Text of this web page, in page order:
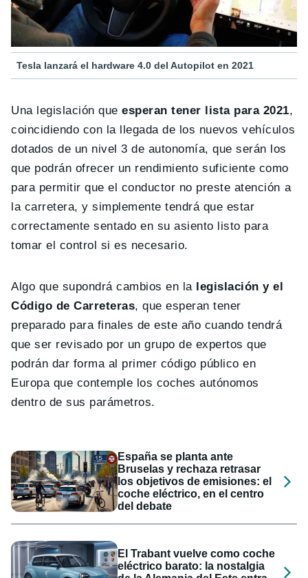
Tesla lanzará el hardware 4.0 del Autopilot en 2021
Una legislación que esperan tener lista para 2021,
coincidiendo con la llegada de los nuevos vehículos
dotados de un nivel 3 de autonomía, que serán los
que podrán ofrecer un rendimiento suficiente como
para permitir que el conductor no preste atención a
la carretera, y simplemente tendrá que estar
correctamente sentado en su asiento listo para
tomar el control si es necesario.
Algo que supondrá cambios en la legislación y el
Código de Carreteras, que esperan tener
preparado para finales de este año cuando tendrá
que ser revisado por un grupo de expertos que
podrán dar forma al primer código público en
Europa que contemple los coches autónomos
dentro de sus parámetros.
España se planta ante
Bruselas y rechaza retrasar
los objetivos de emisiones: el
coche eléctrico, en el centro
del debate
El Trabant vuelve como coche
eléctrico barato: la nostalgia